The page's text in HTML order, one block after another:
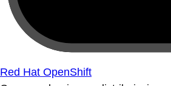
Red Hat OpenShift